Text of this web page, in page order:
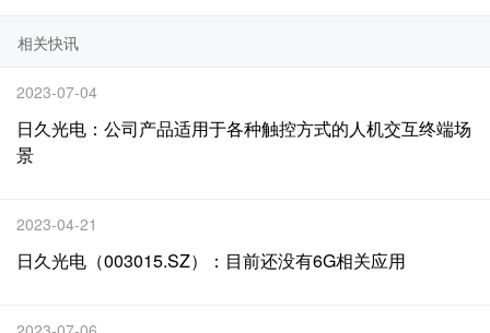
相关快讯
2023-07-04
日久光电：公司产品适用于各种触控方式的人机交互终端场
景
2023-04-21
日久光电（003015.SZ）：目前还没有6G相关应用